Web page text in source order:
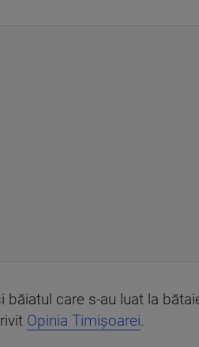
care s-au luat la
Opinia Timișoarei.